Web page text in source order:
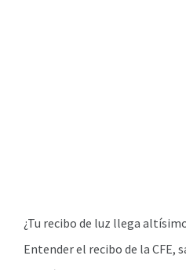
¿Tu recibo de luz llega
Entender el recibo de la CFE,